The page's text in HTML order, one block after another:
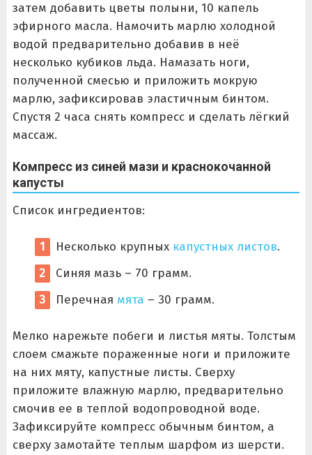
затем добавить цветы полыни, 10 капель
эфирного масла. Намочить марлю холодной
водой предварительно добавив в неё
несколько кубиков льда. Намазать ноги,
полученной смесью и приложить мокрую
марлю, зафиксировав эластичным бинтом.
Спустя 2 часа снять компресс и сделать лёгкий
массаж.
Компресс из синей мази и краснокочанной
капусты
Список ингредиентов:
Несколько крупных капустных листов.
Синяя мазь – 70 грамм.
Перечная мята – 30 грамм.
Мелко нарежьте побеги и листья мяты. Толстым
слоем смажьте пораженные ноги и приложите
на них мяту, капустные листы. Сверху
приложите влажную марлю, предварительно
смочив ее в теплой водопроводной воде.
Зафиксируйте компресс обычным бинтом, а
сверху замотайте теплым шарфом из шерсти.